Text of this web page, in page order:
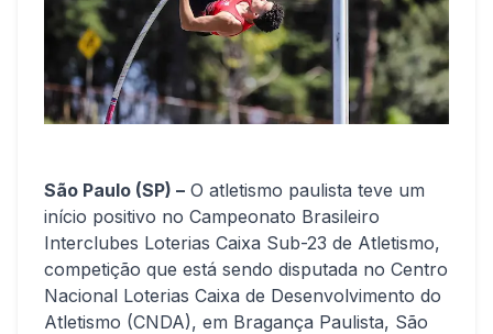
São Paulo (SP) – O atletismo paulista teve um
início positivo no Campeonato Brasileiro
Interclubes Loterias Caixa Sub-23 de Atletismo,
competição que está sendo disputada no Centro
Nacional Loterias Caixa de Desenvolvimento do
Atletismo (CNDA), em Bragança Paulista, São